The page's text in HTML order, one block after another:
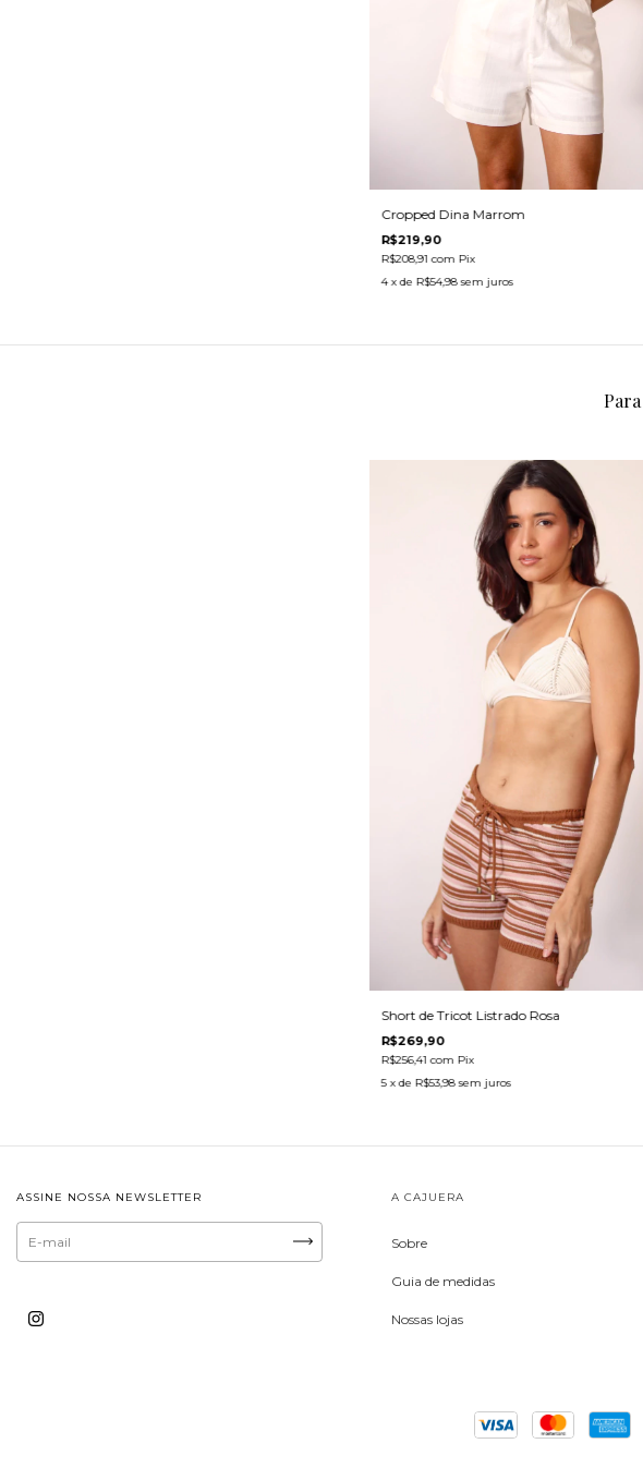
Cropped Dina Marrom
R$219,90
R$208,91com Pix
4 x de R$54,98 sem juros
Short de Tricot Listrado Rosa
R$269,90
R$256,41com Pix
5 x de R$53,98 sem juros
ASSINE NOSSA NEWSLETTER A CAJUERA
Sobre
Guia de medidas
Nossas lojas